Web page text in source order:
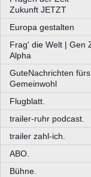
Zukunft JETZT
Europa gestalten
Frag' die Welt | Gen
Alpha
GuteNachrichten fürs
Gemeinwohl
Flugblatt.
trailer-ruhr podcast.
trailer zahl-ich.
ABO.
Bühne.